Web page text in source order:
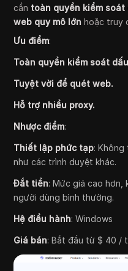
cần toàn quyền kiểm
web quy mô lớn hoặc truy
Ưu điểm:
Toàn quyền kiểm soát
Tuyệt vời để quét web.
Hỗ trợ nhiều proxy.
Nhược điểm:
Thiết lập phức tạp:
như các trình duyệt khác.
Đắt tiền: Mức giá cao hơn,
người dùng bình thường.
Hệ điều hành: Windows
Giá bán: Bắt đầu từ $ 40 /